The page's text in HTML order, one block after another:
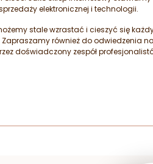
elektronicznej i technologii.
stale wzrastać i cieszyć się
Zapraszamy również do odwiedzenia
doświadczony zespół